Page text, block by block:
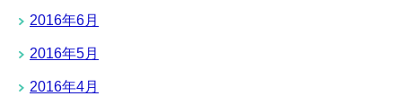
2016年6月
2016年5月
2016年4月